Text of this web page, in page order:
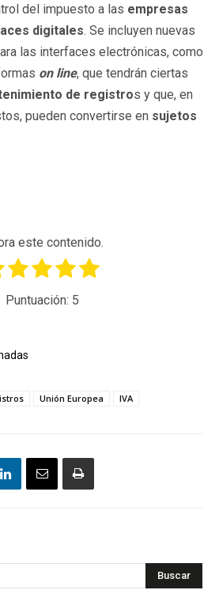
del impuesto a las empresas
digitales. Se incluyen nuevas
las interfaces electrónicas, como
on line, que tendrán ciertas
de registros y que, en
pueden convertirse en sujetos
este contenido.
Puntuación: 5
Unión Europea IVA
Buscar